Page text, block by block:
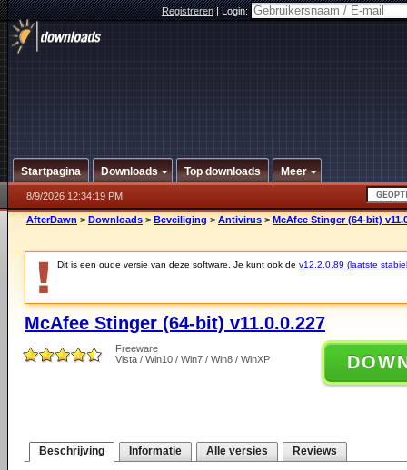
Registreren|Login:
Startpagina Downloads Top downloads Meer
8/9/2026 12:34:19 PM
AfterDawn > Downloads > Beveiliging > Antivirus > McAfee Stinger (64-bit)
Dit is een oude versie van deze software. Je kunt ook de v12.2.0.89 (laatste
McAfee Stinger (64-bit) v11.0.0.227
Freeware
Vista / Win10 / Win7 / Win8 / WinXP
Beschrijving Informatie Alle versies Reviews